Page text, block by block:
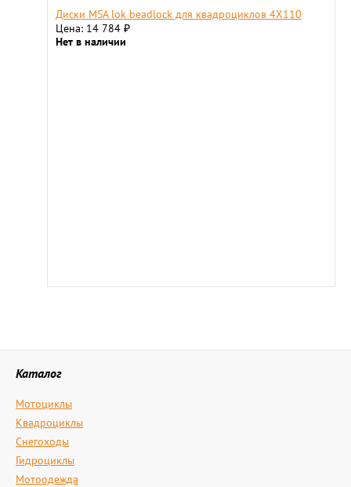
Диски MSA lok beadlock для квадроциклов 4X110
Цена: 14 784 ₽
Нет в наличии
Каталог
Мотоциклы
Квадроциклы
Снегоходы
Гидроциклы
Мотоодежда